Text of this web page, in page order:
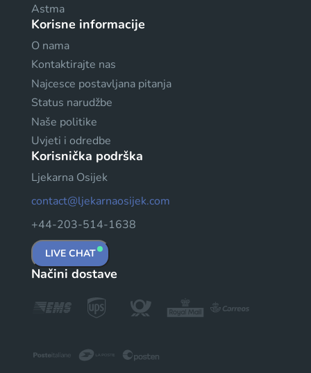
Astma
Korisne informacije
O nama
Kontaktirajte nas
Najcesce postavljana pitanja
Status narudžbe
Naše politike
Uvjeti i odredbe
Korisnička podrška
Ljekarna Osijek
contact@ljekarnaosijek.com
+44-203-514-1638
LIVE CHAT
Načini dostave